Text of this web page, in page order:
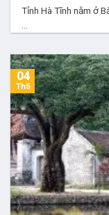
Tỉnh Hà Tĩnh nằm ở
04
Th5